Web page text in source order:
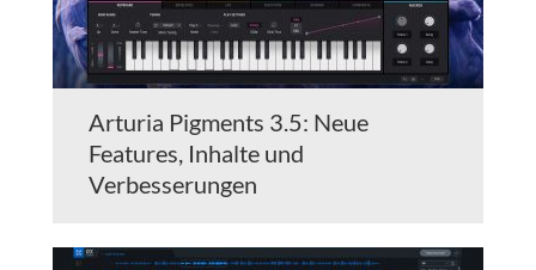
Arturia Pigments 3.5: Neue
Features, Inhalte und
Verbesserungen